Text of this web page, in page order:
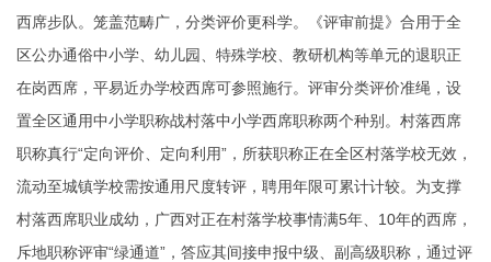
西席步队。笼盖范畴广，分类评价更科学。《评审前提》合用于全
区公办通俗中小学、幼儿园、特殊学校、教研机构等单元的退职正
在岗西席，平易近办学校西席可参照施行。评审分类评价准绳，设
置全区通用中小学职称战村落中小学西席职称两个种别。村落西席
职称真行“定向评价、定向利用”，所获职称正在全区村落学校无效，
流动至城镇学校需按通用尺度转评，聘用年限可累计计较。为支撑
村落西席职业成幼，广西对正在村落学校事情满5年、10年的西席，
斥地职称评审“绿通道”，答应其间接申报中级、副高级职称，通过评